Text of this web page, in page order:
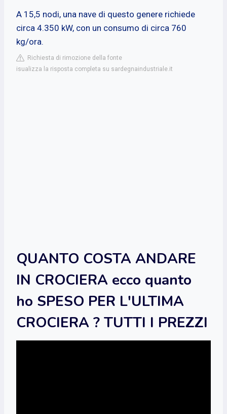
A 15,5 nodi, una nave di questo genere richiede
circa 4.350 kW, con un consumo di circa 760
kg/ora.
Richiesta di rimozione della fonte
isualizza la risposta completa su sardegnaindustriale.it
QUANTO COSTA ANDARE
IN CROCIERA ecco quanto
ho SPESO PER L'ULTIMA
CROCIERA ? TUTTI I PREZZI